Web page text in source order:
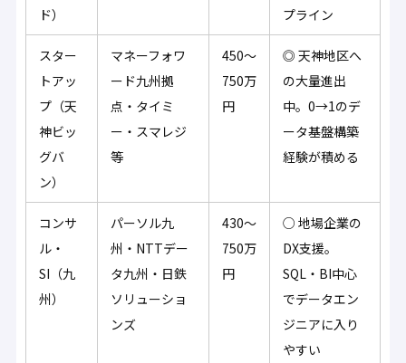
ド）
プライン
スター
トアッ
プ（天
神ビッ
グバ
ン）
マネーフォワ
ード九州拠
点・タイミ
ー・スマレジ
等
450〜
750万
円
◎ 天神地区へ
の大量進出
中。0→1のデ
ータ基盤構築
経験が積める
コンサ
ル・
SI（九
州）
パーソル九
州・NTTデー
タ九州・日鉄
ソリューショ
ンズ
430〜
750万
円
○ 地場企業の
DX支援。
SQL・BI中心
でデータエン
ジニアに入り
やすい